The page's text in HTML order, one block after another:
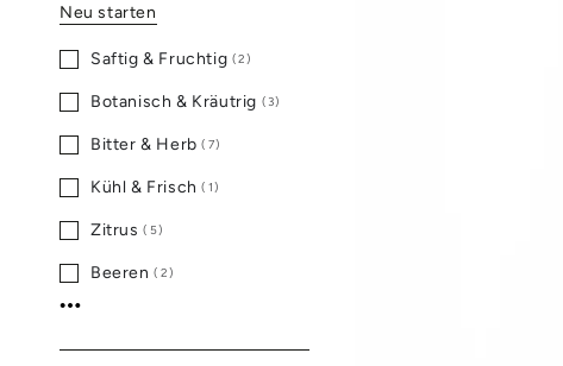
Neu starten
Saftig & Fruchtig (2)
Botanisch & Kräutrig (3)
Bitter & Herb(7)
Kühl & Frisch(1)
Zitrus(5)
Beeren(2)